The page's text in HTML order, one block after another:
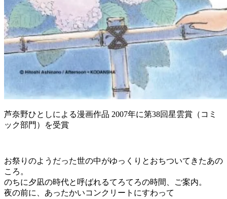
芦奈野ひとしによる漫画作品 2007年に第38回星雲賞（コミ
ック部門）を受賞
お祭りのようだった世の中がゆっくりとおちついてきたあの
ころ。
のちに夕凪の時代と呼ばれるてろてろの時間、ご案内。
夜の前に、あったかいコンクリートにすわって